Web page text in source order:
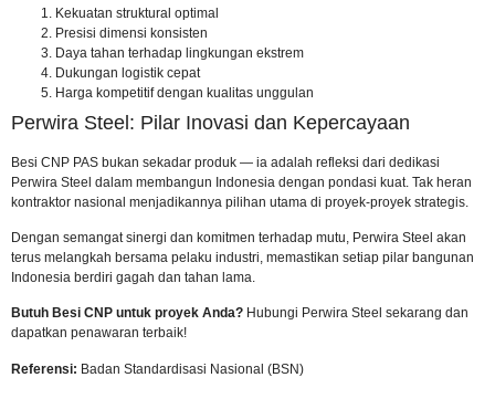
Kekuatan struktural optimal
Presisi dimensi konsisten
Daya tahan terhadap lingkungan ekstrem
Dukungan logistik cepat
Harga kompetitif dengan kualitas unggulan
Perwira Steel: Pilar Inovasi dan Kepercayaan
Besi CNP PAS bukan sekadar produk — ia adalah refleksi dari dedikasi
Perwira Steel dalam membangun Indonesia dengan pondasi kuat. Tak heran
kontraktor nasional menjadikannya pilihan utama di proyek-proyek strategis.
Dengan semangat sinergi dan komitmen terhadap mutu, Perwira Steel akan
terus melangkah bersama pelaku industri, memastikan setiap pilar bangunan
Indonesia berdiri gagah dan tahan lama.
Butuh Besi CNP untuk proyek Anda? Hubungi Perwira Steel sekarang dan
dapatkan penawaran terbaik!
Referensi: Badan Standardisasi Nasional (BSN)